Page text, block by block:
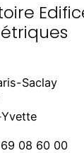
Saclay
08 60 00